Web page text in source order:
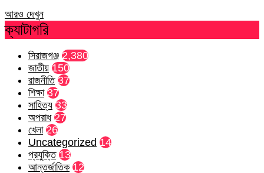
আরও দেখুন
ক্যাটাগরি
সিরাজগঞ্জ 2,380
জাতীয় 150
রাজনীতি 37
শিক্ষা 37
সাহিত্য 33
অপরাধ 27
খেলা 26
Uncategorized 14
প্রযুক্তি 13
আন্তর্জাতিক 12